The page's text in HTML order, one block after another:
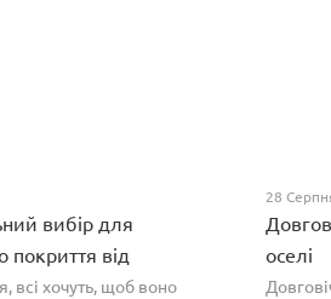
вибір для
покриття від
всі хочуть, щоб воно
28
оселі